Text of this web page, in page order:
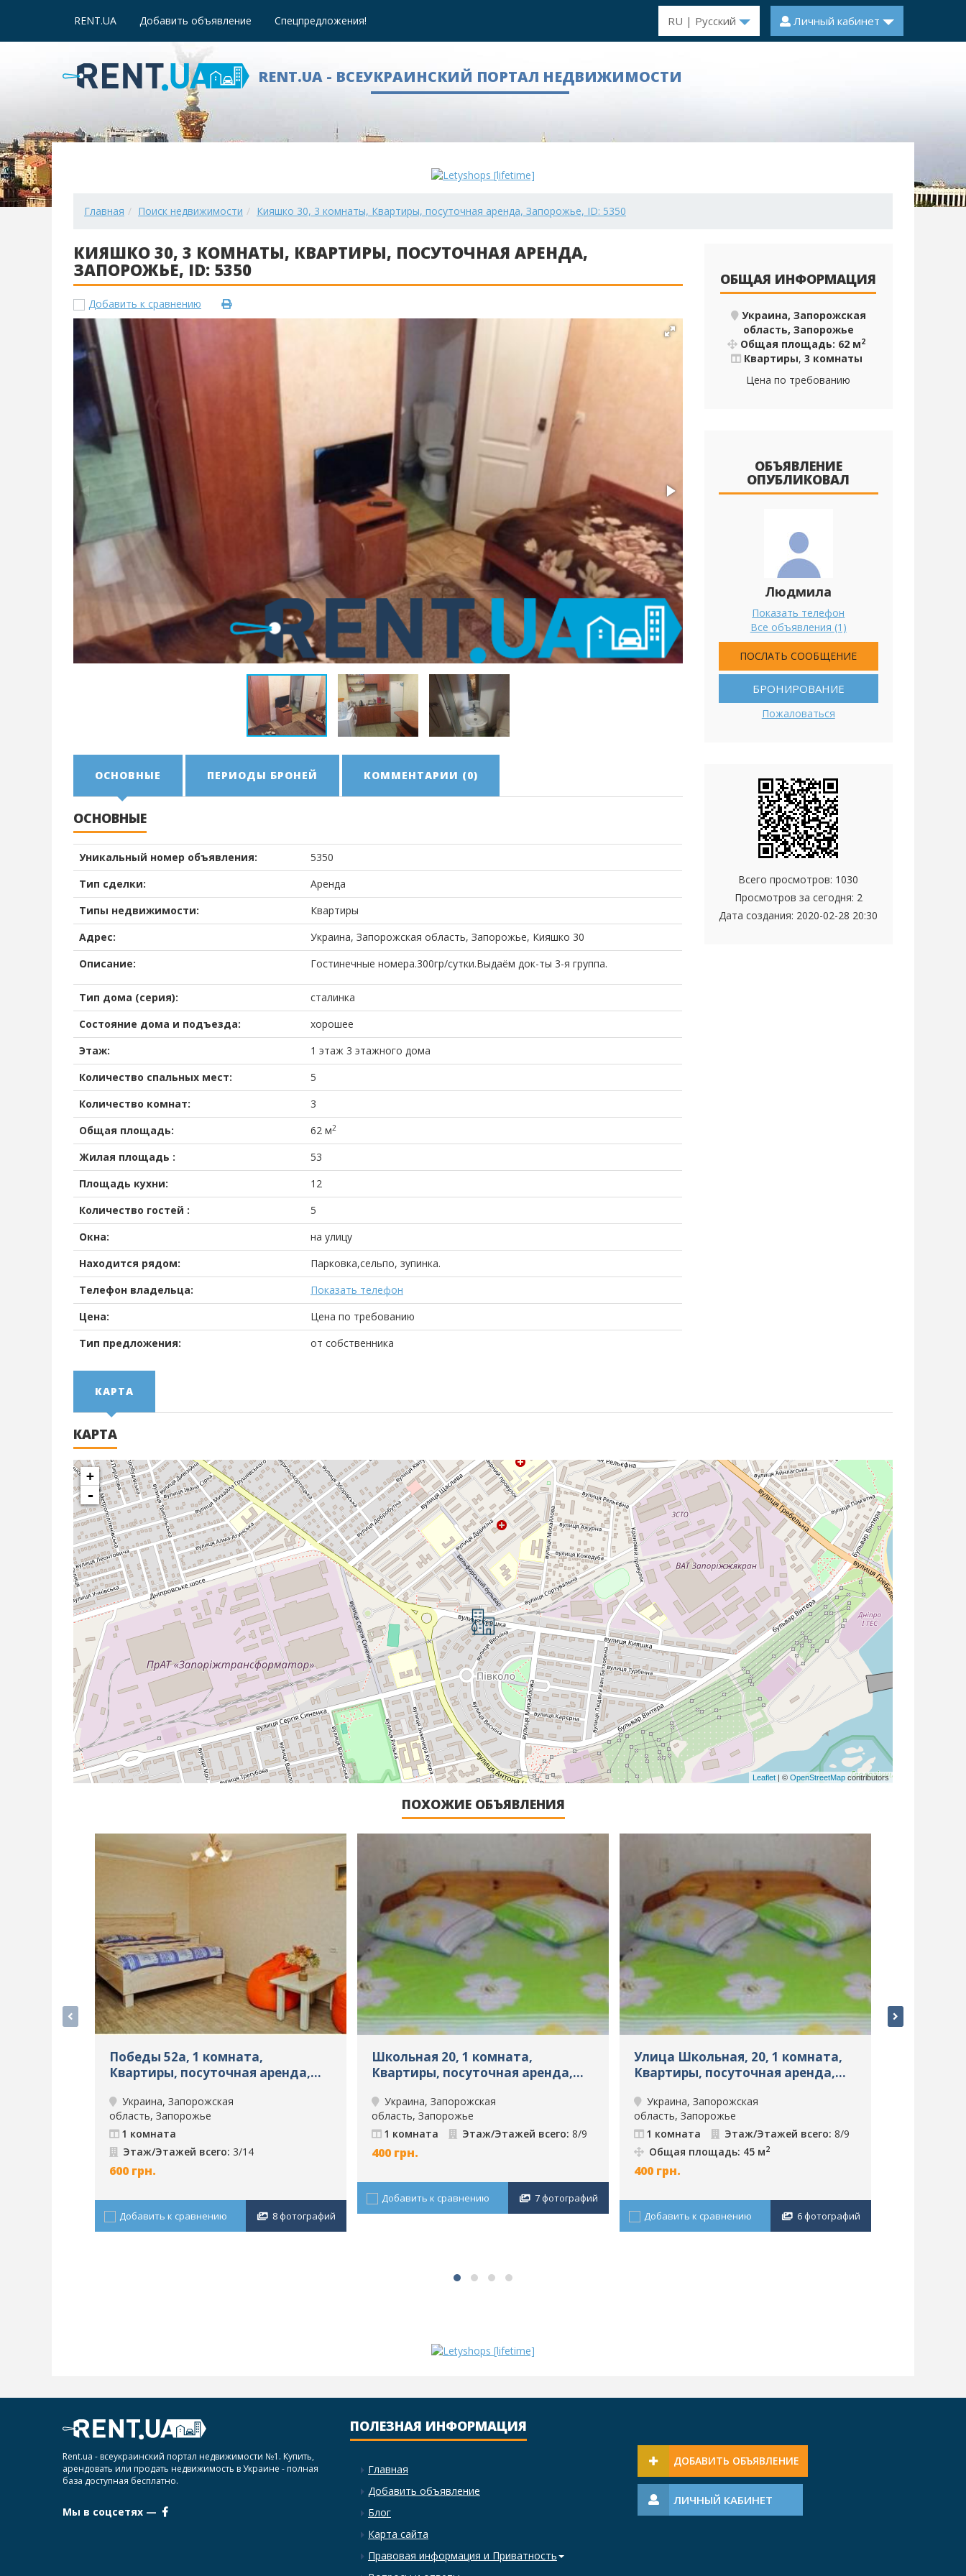
RENT.UA Добавить объявление Спецпредложения! RU | Русский Личный кабинет
RENT.UA - ВСЕУКРАИНСКИЙ ПОРТАЛ НЕДВИЖИМОСТИ
Главная Поиск недвижимости Кияшко 30, 3 комнаты, Квартиры, посуточная аренда, Запорожье, ID: 5350
КИЯШКО 30, 3 КОМНАТЫ, КВАРТИРЫ, ПОСУТОЧНАЯ АРЕНДА,
ЗАПОРОЖЬЕ, ID: 5350
Добавить к сравнению
ОСНОВНЫЕ ПЕРИОДЫ БРОНЕЙ КОММЕНТАРИИ (0)
ОСНОВНЫЕ
Уникальный номер объявления:
5350
Тип сделки:
Аренда
Типы недвижимости:
Квартиры
Адрес:
Украина, Запорожская область, Запорожье, Кияшко 30
Описание:
Гостинечные номера.300гр/сутки.Выдаём док-ты 3-я группа.
Тип дома (серия):
сталинка
Состояние дома и подъезда:
хорошее
Этаж:
1 этаж 3 этажного дома
Количество спальных мест:
5
Количество комнат:
3
Общая площадь:
62 м2
Жилая площадь :
53
Площадь кухни:
12
Количество гостей :
5
Окна:
на улицу
Находится рядом:
Парковка,сельпо, зупинка.
Телефон владельца:
Показать телефон
Цена:
Цена по требованию
Тип предложения:
от собственника
ОБЩАЯ ИНФОРМАЦИЯ
Украина, Запорожская
область, Запорожье
Общая площадь: 62 м2
Квартиры, 3 комнаты
Цена по требованию
ОБЪЯВЛЕНИЕ
ОПУБЛИКОВАЛ
Людмила
Показать телефон
Все объявления (1)
ПОСЛАТЬ СООБЩЕНИЕ
БРОНИРОВАНИЕ
Пожаловаться
Всего просмотров: 1030
Просмотров за сегодня: 2
Дата создания: 2020-02-28 20:30
КАРТА
КАРТА
+
-
Leaflet | © OpenStreetMap contributors
ПОХОЖИЕ ОБЪЯВЛЕНИЯ
Победы 52а, 1 комната,
Квартиры, посуточная аренда,
Украина, Запорожская
область, Запорожье
1 комната
Этаж/Этажей всего: 3/14
600 грн.
Добавить к сравнению 8 фотографий
Школьная 20, 1 комната,
Квартиры, посуточная аренда,
Украина, Запорожская
область, Запорожье
1 комната
Этаж/Этажей всего: 8/9
400 грн.
Добавить к сравнению 7 фотографий
Улица Школьная, 20, 1 комната,
Квартиры, посуточная аренда,
Украина, Запорожская
область, Запорожье
1 комната
Этаж/Этажей всего: 8/9
Общая площадь: 45 м2
400 грн.
Добавить к сравнению 6 фотографий
Rent.ua - всеукраинский портал недвижимости №1. Купить,
арендовать или продать недвижимость в Украине - полная
база доступная бесплатно.
Мы в соцсетях —
ПОЛЕЗНАЯ ИНФОРМАЦИЯ
Главная
Добавить объявление
Блог
Карта сайта
Правовая информация и Приватность
ДОБАВИТЬ ОБЪЯВЛЕНИЕ
ЛИЧНЫЙ КАБИНЕТ